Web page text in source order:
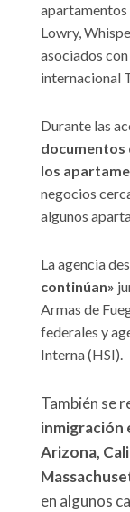
apartamentos
Lowry,
asociados
internacional
Durante las
documentos
los
negocios
algunos
La agencia
continúan»
Armas de
federales y
Interna (HSI).
También se
inmigración
Arizona,
en algunos